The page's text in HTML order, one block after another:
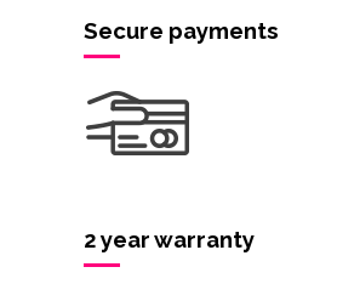
Secure payments
2 year warranty